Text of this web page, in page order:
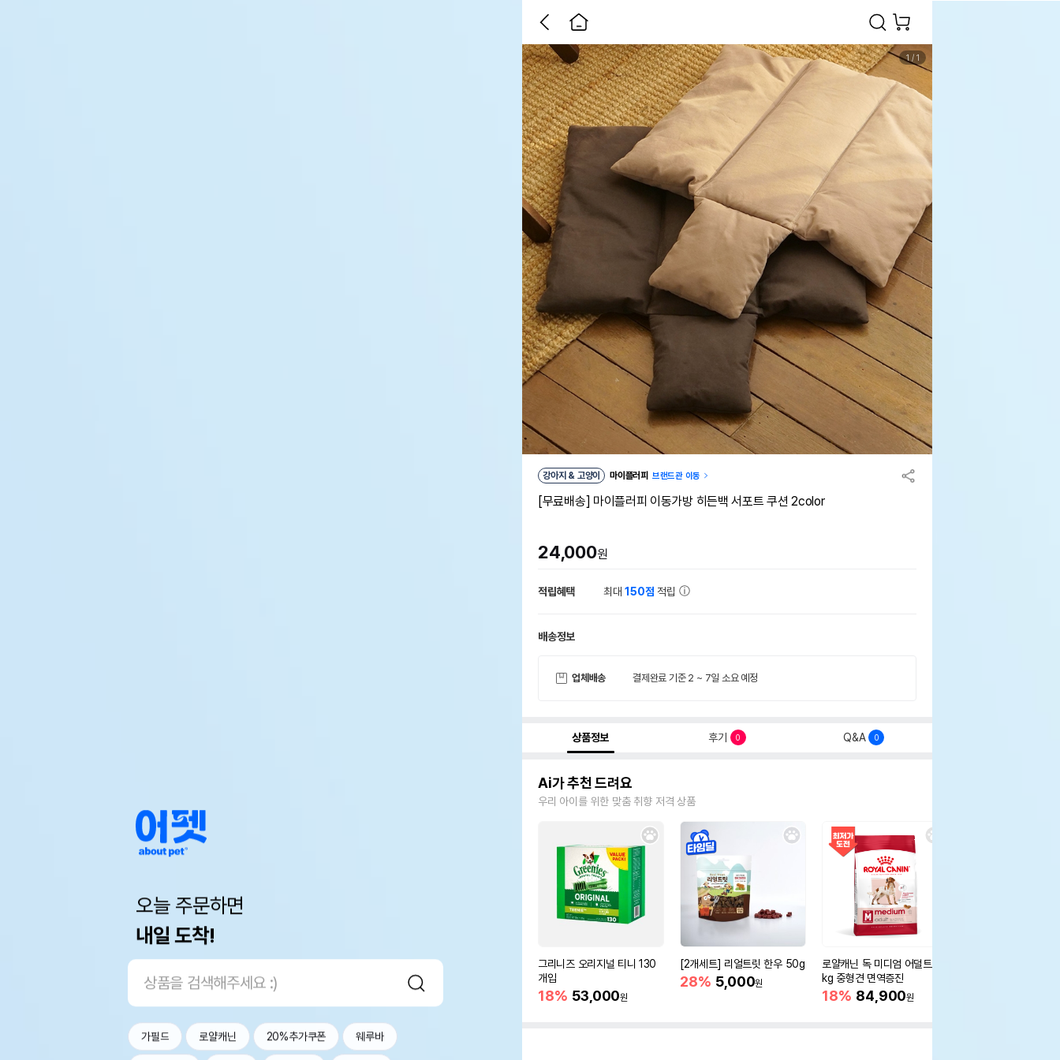
오늘 주문하면
내일 도착!
가필드 로얄캐닌 20%추가쿠폰 웨루바
1 / 1
강아지 & 고양이 마이플러피 브랜드관 이동
[무료배송] 마이플러피 이동가방 히든백 서포트 쿠션 2color
24,000원
적립혜택 최대150점 적립
배송정보
업체배송 결제완료 기준 2 ~ 7일 소요 예정
상품정보 후기 0 Q&A 0
Ai가 추천 드려요
우리 아이를 위한 맞춤 취향 저격 상품
그리니즈 오리지널 티니 130
개입
18% 53,000원
[2개세트] 리얼트릿 한우 50g
28% 5,000원
로얄캐닌 독 미디엄 어덜트 10
kg 중형견 면역증진
18% 84,900원